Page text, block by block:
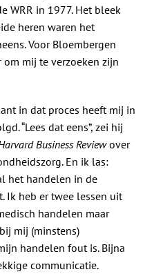
WRR in 1977. Het bleek
heren waren het
Voor Bloembergen
mij te verzoeken zijn
in dat proces heeft mij in
“Lees dat eens”, zei hij
Business Reviewover
En ik las:
het handelen in de
Ik heb er twee lessen uit
handelen maar
mij (minstens)
handelen fout is. Bijna
communicatie.